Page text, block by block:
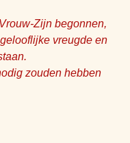
Zijn begonnen,
vreugde en
zouden hebben